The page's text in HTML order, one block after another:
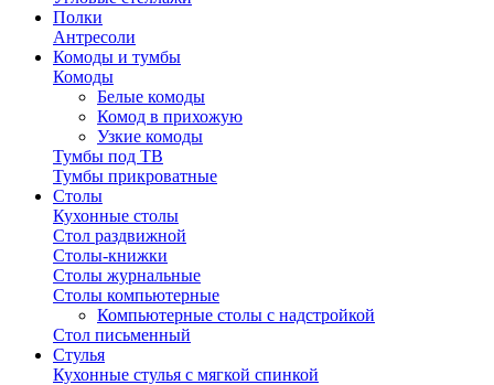
Полки
Антресоли
Комоды и тумбы
Комоды
Белые комоды
Комод в прихожую
Узкие комоды
Тумбы под ТВ
Тумбы прикроватные
Столы
Кухонные столы
Стол раздвижной
Столы-книжки
Столы журнальные
Столы компьютерные
Компьютерные столы с надстройкой
Стол письменный
Стулья
Кухонные стулья с мягкой спинкой